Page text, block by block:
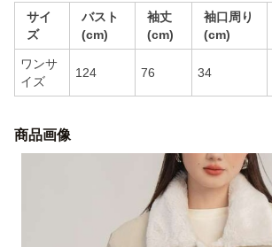
サイ
ズ
バスト
(cm)
袖丈
(cm)
袖口周り
(cm)
ワンサ
イズ
124 76 34
商品画像